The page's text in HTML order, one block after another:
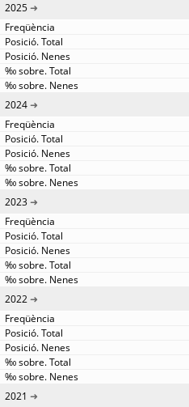
2025
2024
2023
2022
2021